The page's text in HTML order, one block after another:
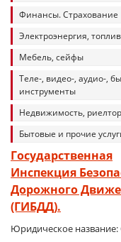
Финансы. Страхование
Электроэнергия,
Мебель, сейфы
Теле-, видео-, аудио-,
инструменты
Недвижимость,
Бытовые и прочие
Государственная
Инспекция
Дорожного
(ГИБДД).
Юридическое